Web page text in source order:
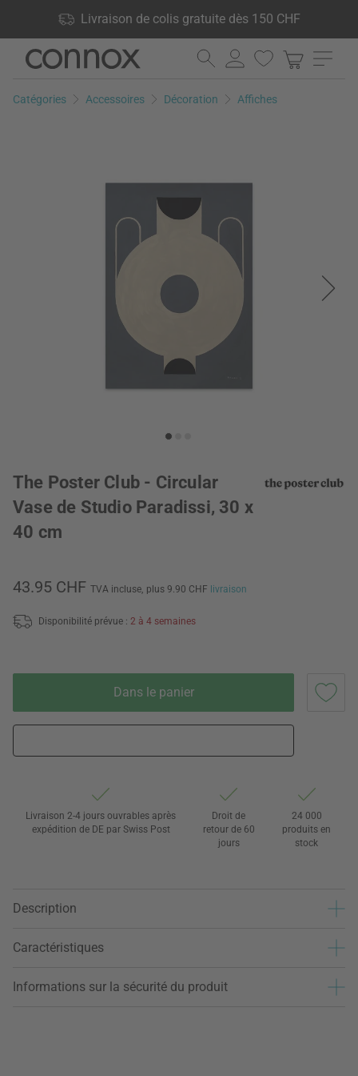
Livraison de colis gratuite dès 150 CHF
produits en stock, Droit de retour de 60 jours
Aller
contenu
Aller
la
Catégories Accessoires Décoration Affiches
The Poster Club - Circular
Vase de Studio Paradissi, 30 x
40 cm
43.95 CHF TVA incluse, plus 9.90 CHF livraison
Disponibilité prévue : 2 à 4 semaines
Dans le panier
Livraison 2-4 jours ouvrables après
expédition de DE par Swiss Post
Droit de
retour de 60
jours
24 000
produits en
stock
Description
Caractéristiques
Informations sur la sécurité du produit